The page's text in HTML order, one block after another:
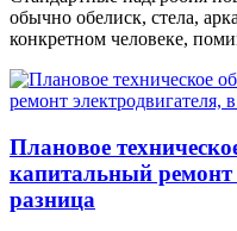
обычно обелиск, стела,
конкретном человеке,
Плановое
капитальный ремонт
разница